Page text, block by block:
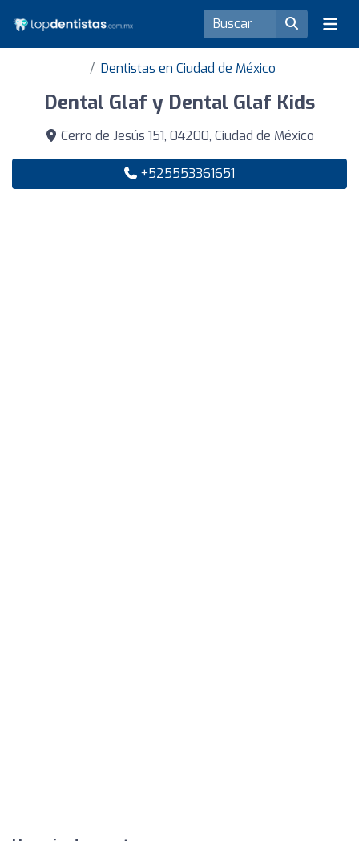
Dentistas en Ciudad de México
Dental Glaf y Dental Glaf Kids
Cerro de Jesús 151, 04200, Ciudad de México
+525553361651